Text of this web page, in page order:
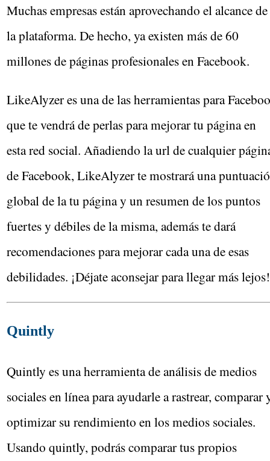
Muchas empresas están aprovechando el alcance de
la plataforma. De hecho, ya existen más de 60
millones de páginas profesionales en Facebook.
LikeAlyzer es una de las herramientas para
que te vendrá de perlas para mejorar tu página en
esta red social. Añadiendo la url de cualquier
de Facebook, LikeAlyzer te mostrará una
global de la tu página y un resumen de los puntos
fuertes y débiles de la misma, además te dará
recomendaciones para mejorar cada una de esas
debilidades. ¡Déjate aconsejar para llegar más lejos!
Quintly
Quintly es una herramienta de análisis de medios
sociales en línea para ayudarle a rastrear, comparar
optimizar su rendimiento en los medios sociales.
Usando quintly, podrás comparar tus propios